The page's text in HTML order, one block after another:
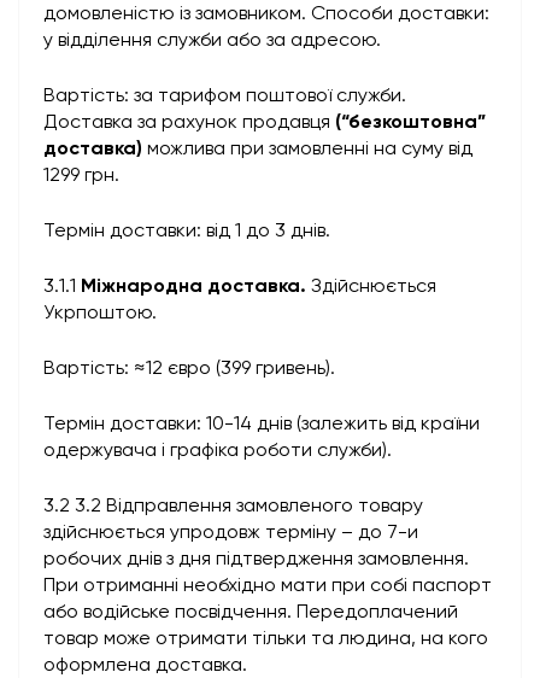
домовленістю із замовником. Способи доставки:
у відділення служби або за адресою.
Вартість: за тарифом поштової служби.
Доставка за рахунок продавця (“безкоштовна”
доставка) можлива при замовленні на суму від
1299 грн.
Термін доставки: від 1 до 3 днів.
3.1.1 Міжнародна доставка. Здійснюється
Укрпоштою.
Вартість: ≈12 євро (399 гривень).
Термін доставки: 10-14 днів (залежить від країни
одержувача і графіка роботи служби).
3.2 3.2 Відправлення замовленого товару
здійснюється упродовж терміну – до 7-и
робочих днів з дня підтвердження замовлення.
При отриманні необхідно мати при собі паспорт
або водійське посвідчення. Передоплачений
товар може отримати тільки та людина, на кого
оформлена доставка.